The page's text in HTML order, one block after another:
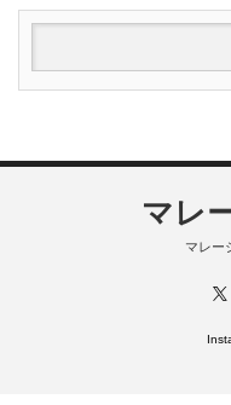
マレ
マレー
RSS